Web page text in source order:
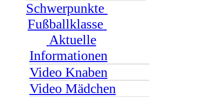
Schwerpunkte
Fußballklasse
Aktuelle
Informationen
Video Knaben
Video Mädchen